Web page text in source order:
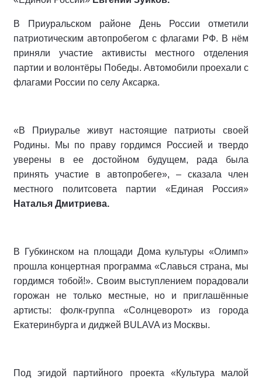
В Приуральском районе День России отметили
патриотическим автопробегом с флагами РФ. В нём
приняли участие активисты местного отделения
партии и волонтёры Победы. Автомобили проехали с
флагами России по селу Аксарка.
«В Приуралье живут настоящие патриоты своей
Родины. Мы по праву гордимся Россией и твердо
уверены в ее достойном будущем, рада была
принять участие в автопробеге», – сказала член
местного политсовета партии «Единая Россия»
Наталья Дмитриева.
В Губкинском на площади Дома культуры «Олимп»
прошла концертная программа «Славься страна, мы
гордимся тобой!». Своим выступлением порадовали
горожан не только местные, но и приглашённые
артисты: фолк-группа «Солнцеворот» из города
Екатеринбурга и диджей BULAVA из Москвы.
Под эгидой партийного проекта «Культура малой